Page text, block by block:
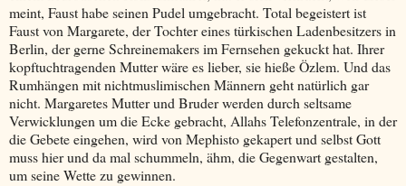
meint, Faust habe seinen Pudel umgebracht. Total begeistert ist
Faust von Margarete, der Tochter eines türkischen Ladenbesitzers in
Berlin, der gerne Schreinemakers im Fernsehen gekuckt hat. Ihrer
kopftuchtragenden Mutter wäre es lieber, sie hieße Özlem. Und das
Rumhängen mit nichtmuslimischen Männern geht natürlich gar
nicht. Margaretes Mutter und Bruder werden durch seltsame
Verwicklungen um die Ecke gebracht, Allahs Telefonzentrale, in der
die Gebete eingehen, wird von Mephisto gekapert und selbst Gott
muss hier und da mal schummeln, ähm, die Gegenwart gestalten,
um seine Wette zu gewinnen.